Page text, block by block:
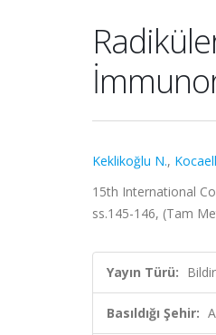
Keklikoğlu N.,
15th International
ss.145-146, (Tam
Yayın Türü:
Basıldığı Şehir: